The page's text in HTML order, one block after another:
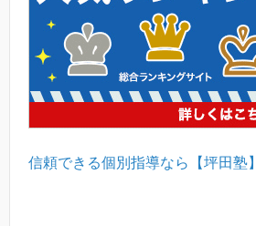
信頼できる個別指導なら【坪田塾】